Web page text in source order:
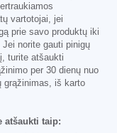
vartotojai, jei
prie savo produktų iki
norite gauti pinigų
turite atšaukti
per 30 dienų nuo
grąžinimas, iš karto
atšaukti taip: